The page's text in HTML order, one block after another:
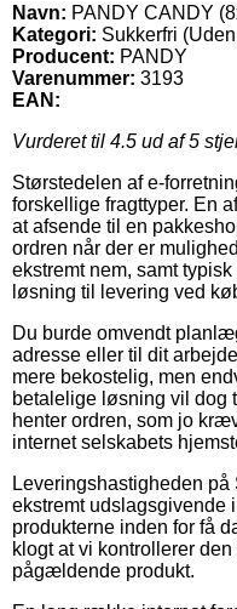
Navn: PANDY CANDY
Kategori: Sukkerfri
Producent: PANDY
Varenummer: 3193
EAN:
Vurderet til 4.5 ud af 5
Størstedelen af e-
forskellige fragttyper. En
at afsende til en
ordren når der er
ekstremt nem, samt
løsning til levering ved
Du burde omvendt
adresse eller til dit
mere bekostelig, men
betalelige løsning vil dog
henter ordren, som jo
internet selskabets
Leveringshastigheden
ekstremt udslagsgivende
produkterne inden for få
klogt at vi kontrollerer
pågældende produkt.